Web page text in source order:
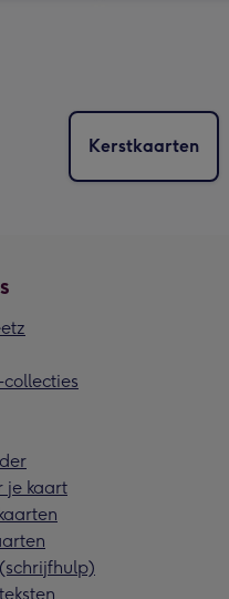
Kerstkaarten
collecties
je kaart